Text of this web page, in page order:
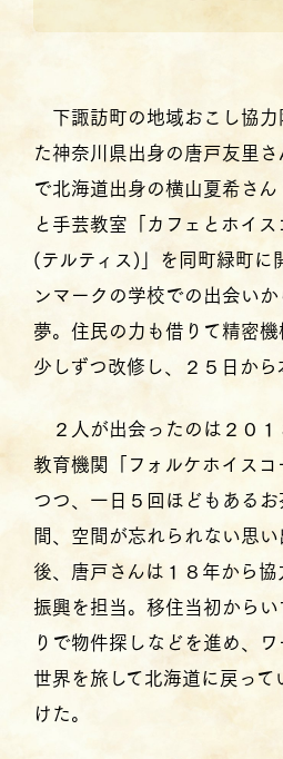
下諏訪町の地域おこし協
た神奈川県出身の唐戸友里
で北海道出身の横山夏希さ
と手芸教室「カフェとホイ
(テルティス)」を同町緑町に
ンマークの学校での出会い
夢。住民の力も借りて精密
少しずつ改修し、２５日から
２人が出会ったのは２０
教育機関「フォルケホイス
つつ、一日５回ほどもある
間、空間が忘れられない思
後、唐戸さんは１８年から
振興を担当。移住当初から
りで物件探しなどを進め、
世界を旅して北海道に戻っ
けた。